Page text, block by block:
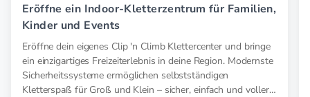
Eröffne ein Indoor-Kletterzentrum für Familien,
Kinder und Events
Eröffne dein eigenes Clip 'n Climb Klettercenter und bringe
ein einzigartiges Freizeiterlebnis in deine Region. Modernste
Sicherheitssysteme ermöglichen selbstständigen
Kletterspaß für Groß und Klein – sicher, einfach und voller